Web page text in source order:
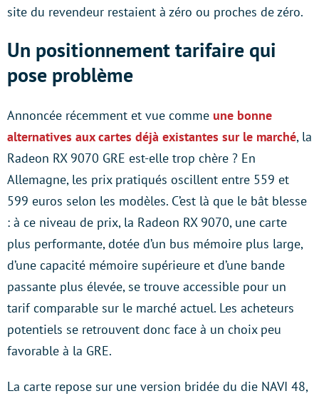
site du revendeur restaient à zéro ou proches de zéro.
Un positionnement tarifaire qui
pose problème
Annoncée récemment et vue comme une bonne
alternatives aux cartes déjà existantes sur le marché, la
Radeon RX 9070 GRE est-elle trop chère ? En
Allemagne, les prix pratiqués oscillent entre 559 et
599 euros selon les modèles. C’est là que le bât blesse
: à ce niveau de prix, la Radeon RX 9070, une carte
plus performante, dotée d’un bus mémoire plus large,
d’une capacité mémoire supérieure et d’une bande
passante plus élevée, se trouve accessible pour un
tarif comparable sur le marché actuel. Les acheteurs
potentiels se retrouvent donc face à un choix peu
favorable à la GRE.
La carte repose sur une version bridée du die NAVI 48,